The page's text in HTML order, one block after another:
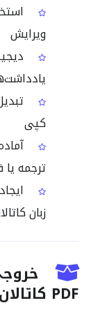
ویرایش
کپی
ترجمه
زبان
PDF کاتالان